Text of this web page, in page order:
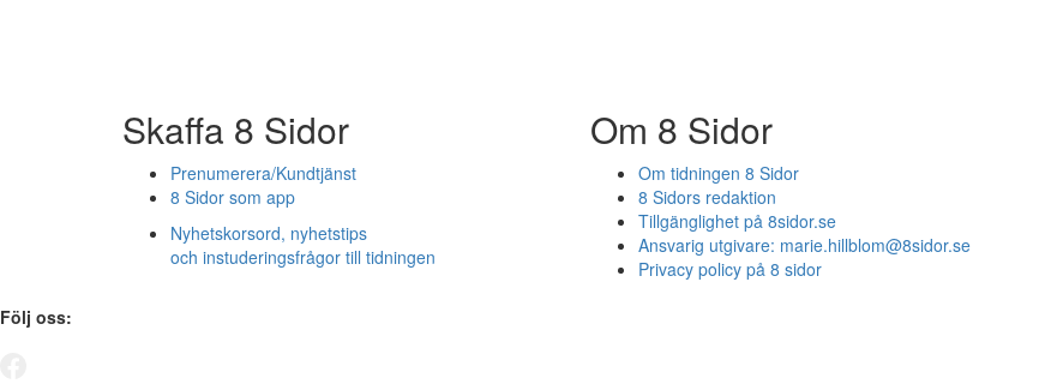
Skaffa 8 Sidor
Prenumerera/Kundtjänst
8 Sidor som app
Nyhetskorsord, nyhetstips
och instuderingsfrågor till tidningen
Om 8 Sidor
Om tidningen 8 Sidor
8 Sidors redaktion
Tillgänglighet på 8sidor.se
Ansvarig utgivare: marie.hillblom@8sidor.se
Privacy policy på 8 sidor
Följ oss: